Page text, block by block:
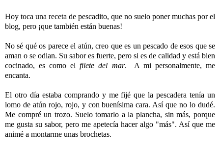
Hoy toca una receta de pescadito, que no suelo poner muchas por el
blog, pero ¡que también están buenas!
No sé qué os parece el atún, creo que es un pescado de esos que se
aman o se odian. Su sabor es fuerte, pero si es de calidad y está bien
cocinado, es como elfilete del mar. A mi personalmente, me
encanta.
El otro día estaba comprando y me fijé que la pescadera tenía un
lomo de atún rojo, rojo, y con buenísima cara. Así que no lo dudé.
Me compré un trozo. Suelo tomarlo a la plancha, sin más, porque
me gusta su sabor, pero me apetecía hacer algo "más". Así que me
animé a montarme unas brochetas.